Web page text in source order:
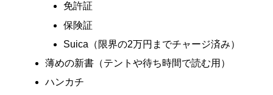
免許証
保険証
Suica（限界の2万円までチャージ済み）
薄めの新書（テントや待ち時間で読む用）
ハンカチ